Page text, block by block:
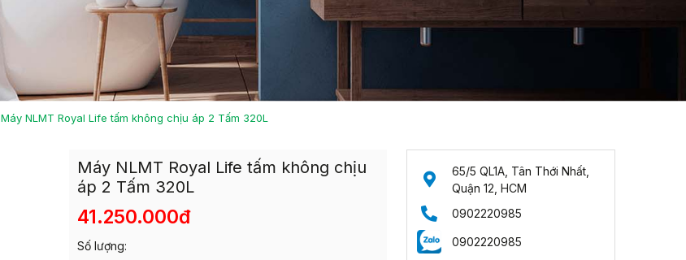
Máy NLMT Royal Life tấm không chịu áp 2 Tấm 320L
Máy NLMT Royal Life tấm không chịu
áp 2 Tấm 320L
41.250.000đ
Số lượng:
65/5 QL1A, Tân Thới Nhất,
Quận 12, HCM
0902220985
0902220985